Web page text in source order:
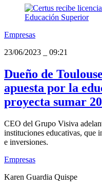
Empresas
23/06/2023
09:21
Dueño de
apuesta por la
proyecta sumar
CEO del Grupo Visiva
instituciones educativas, que
e inversiones.
Empresas
Karen Guardia Quispe